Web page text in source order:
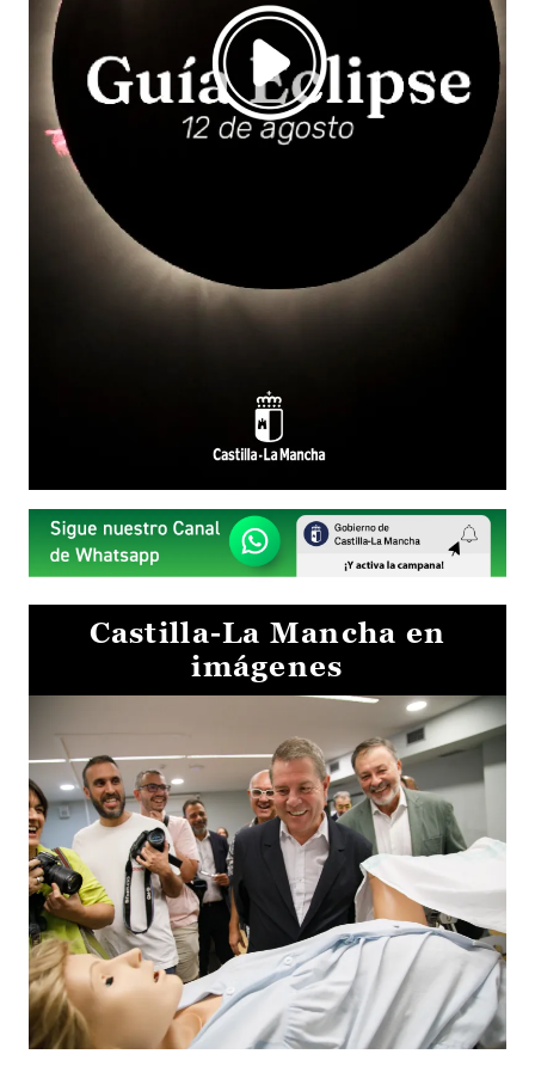
Castilla-La Mancha en
imágenes